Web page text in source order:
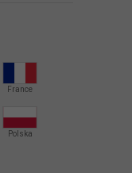
France
Polska